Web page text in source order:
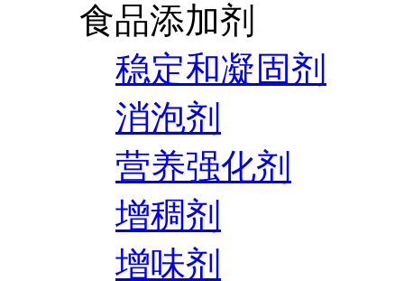
食品添加剂
稳定和凝固剂
消泡剂
营养强化剂
增稠剂
增味剂